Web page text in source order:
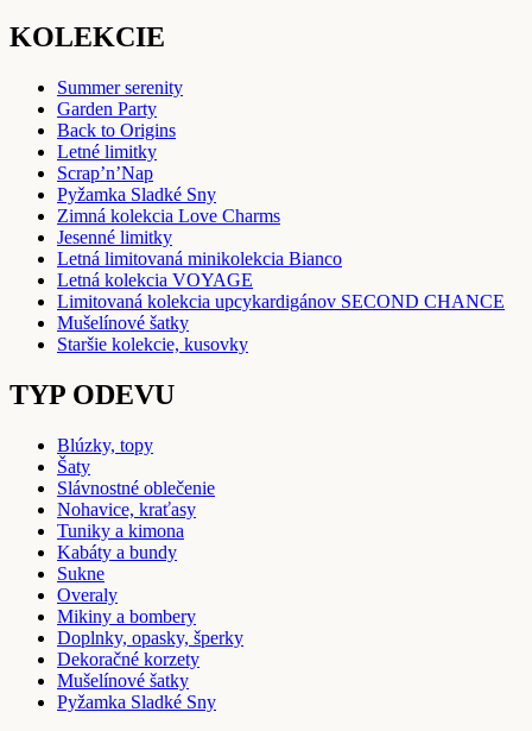
KOLEKCIE
Summer serenity
Garden Party
Back to Origins
Letné limitky
Scrap’n’Nap
Pyžamka Sladké Sny
Zimná kolekcia Love Charms
Jesenné limitky
Letná limitovaná minikolekcia Bianco
Letná kolekcia VOYAGE
Limitovaná kolekcia upcykardigánov SECOND CHANCE
Mušelínové šatky
Staršie kolekcie, kusovky
TYP ODEVU
Blúzky, topy
Šaty
Slávnostné oblečenie
Nohavice, kraťasy
Tuniky a kimona
Kabáty a bundy
Sukne
Overaly
Mikiny a bombery
Doplnky, opasky, šperky
Dekoračné korzety
Mušelínové šatky
Pyžamka Sladké Sny